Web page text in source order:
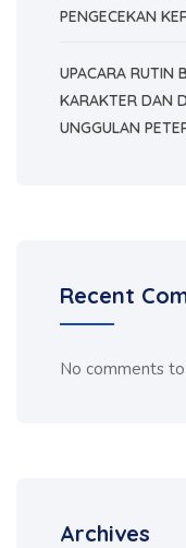
PENGECEKAN
UPACARA RUTIN
KARAKTER DAN
UNGGULAN
Recent
No comments
Archives